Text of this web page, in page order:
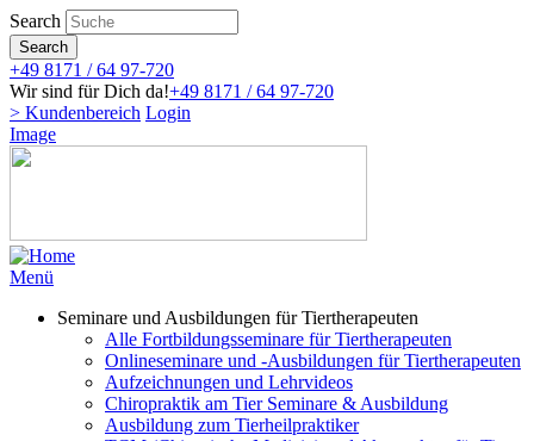
Direkt
zum
Inhalt
Search
Search
+49 8171 / 64 97-720
Wir sind für Dich da!+49 8171 / 64 97-720
> Kundenbereich Login
Image
Menü
Seminare und Ausbildungen für Tiertherapeuten
Alle Fortbildungsseminare für Tiertherapeuten
Onlineseminare und -Ausbildungen für Tiertherapeuten
Aufzeichnungen und Lehrvideos
Chiropraktik am Tier Seminare & Ausbildung
Ausbildung zum Tierheilpraktiker